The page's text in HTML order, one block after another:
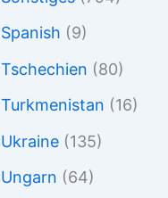
Spanish (9)
Tschechien (80)
Turkmenistan (16)
Ukraine (135)
Ungarn (64)